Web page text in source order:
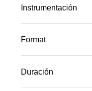
Instrumentación
Format
Duración